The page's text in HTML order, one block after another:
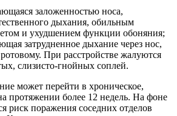
заложенностью носа,
дыхания, обильным
и ухудшением функции обоняния;
затрудненное дыхание через нос,
При расстройстве жалуются
слизисто-гнойных соплей.
может перейти в хроническое,
протяжении более 12 недель. На фоне
риск поражения соседних отделов